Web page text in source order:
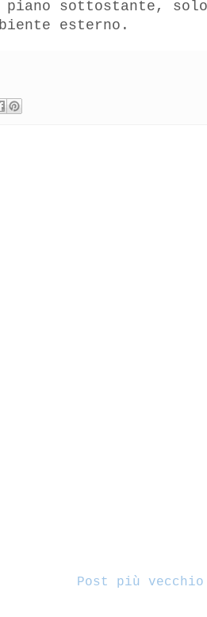
sottostante, solo
esterno.
Post più vecchio